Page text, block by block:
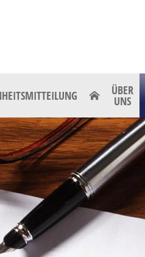
ÜBER
UNS